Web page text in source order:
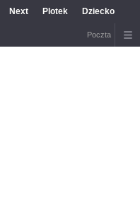
Next Plotek Dziecko
Poczta